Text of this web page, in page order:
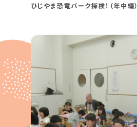
ひじやま恐竜パーク探検！（年中編）